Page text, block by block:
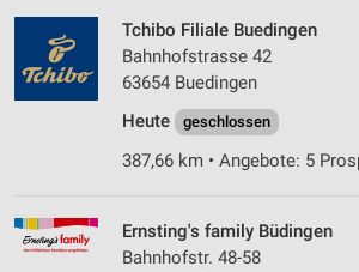
Tchibo Filiale Buedingen
Bahnhofstrasse 42
63654 Buedingen
Heute
geschlossen
387,66 km • Angebote: 5
Ernsting's family Büdingen
Bahnhofstr. 48-58